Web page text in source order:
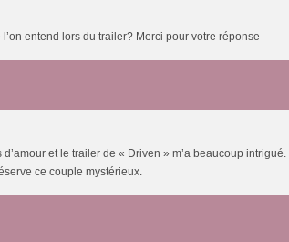
entend lors du trailer? Merci pour votre réponse
et le trailer de « Driven » m’a beaucoup intrigué.
ce couple mystérieux.